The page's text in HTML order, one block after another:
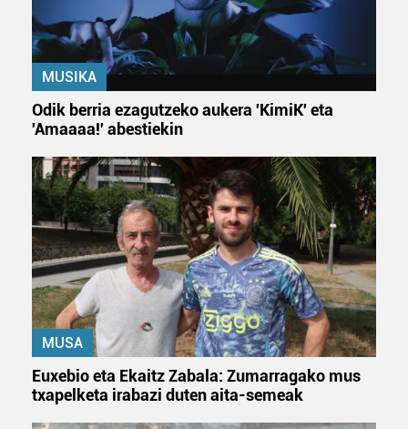
MUSIKA
Odik berria ezagutzeko aukera 'KimiK' eta
'Amaaaa!' abestiekin
MUSA
Euxebio eta Ekaitz Zabala: Zumarragako mus
txapelketa irabazi duten aita-semeak